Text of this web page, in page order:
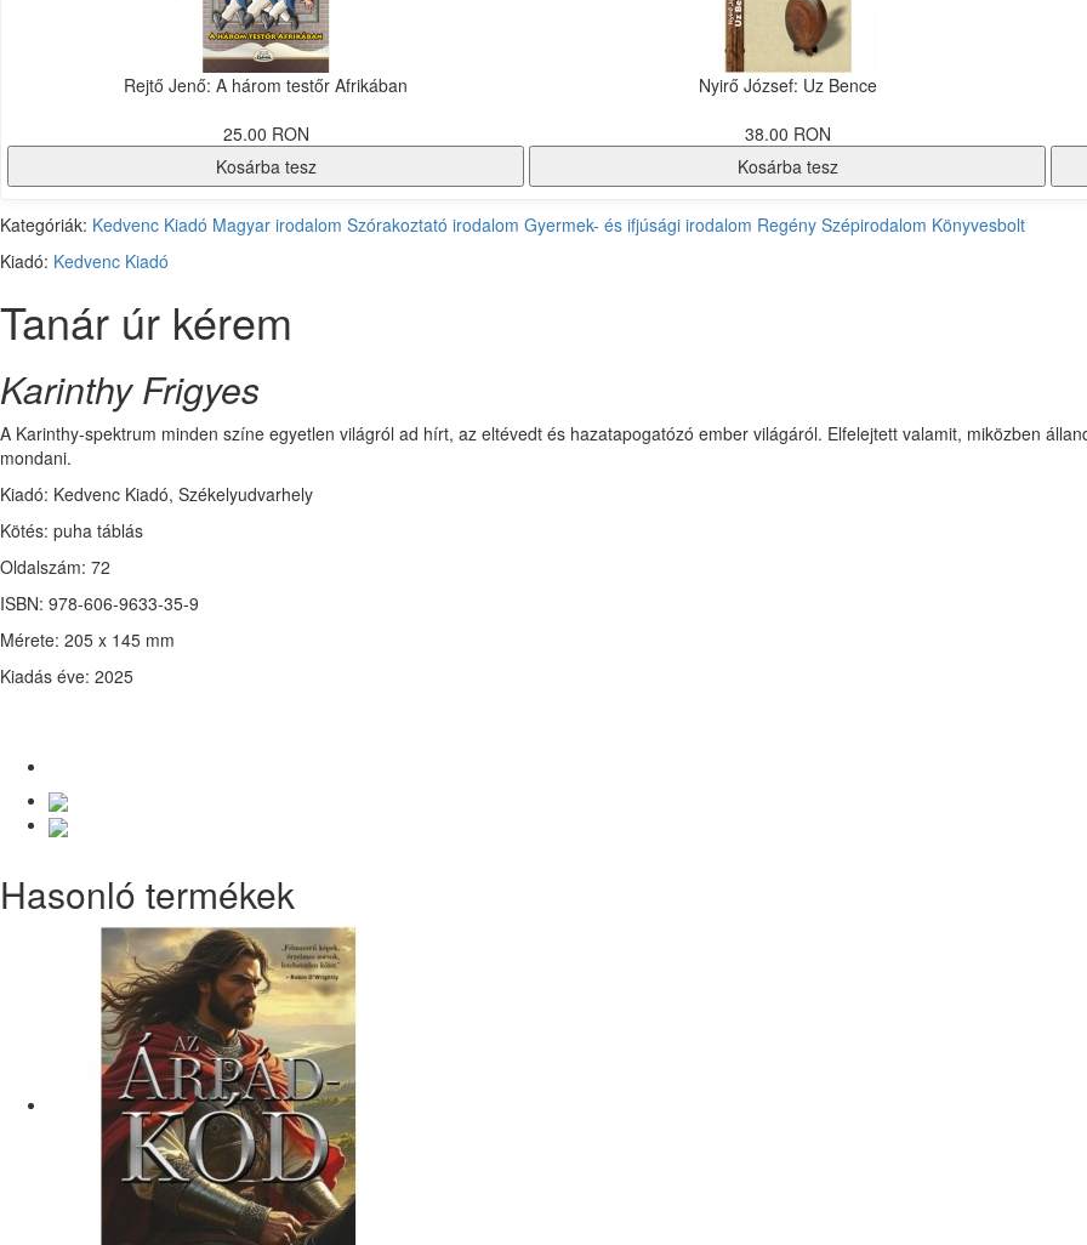
Rejtő Jenő: A három testőr Afrikában
25.00 RON
Kosárba tesz
Nyirő József: Uz Bence
38.00 RON
Kosárba tesz
Kategóriák: Kedvenc Kiadó Magyar irodalom Szórakoztató irodalom Gyermek- és ifjúsági irodalom Regény Szépirodalom Könyvesbolt
Kiadó: Kedvenc Kiadó
Tanár úr kérem
Karinthy Frigyes
A Karinthy-spektrum minden színe egyetlen világról ad hírt, az eltévedt és hazatapogatózó ember világáról. Elfelejtett valamit, miközben
mondani.
Kiadó: Kedvenc Kiadó, Székelyudvarhely
Kötés: puha táblás
Oldalszám: 72
ISBN: 978-606-9633-35-9
Mérete: 205 x 145 mm
Kiadás éve: 2025
Hasonló termékek